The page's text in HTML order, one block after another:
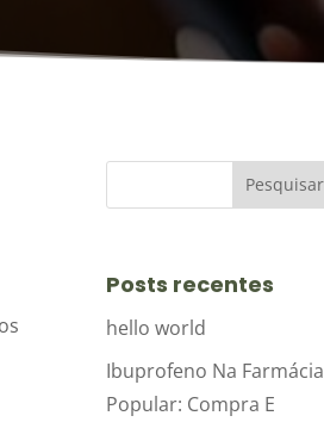
Posts recentes
hello world
Ibuprofeno Na Farmácia
Popular: Compra E